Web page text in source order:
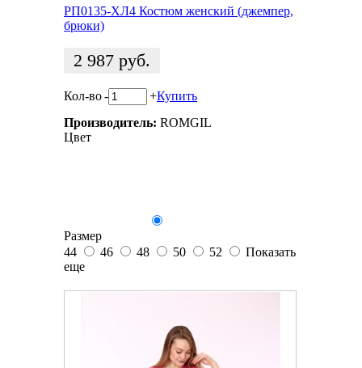
РП0135-ХЛ4 Костюм женский (джемпер,
брюки)
2 987 руб.
Кол-во- +Купить
Производитель: ROMGIL
Цвет
Размер
44
46 48 50 52
Показать
еще